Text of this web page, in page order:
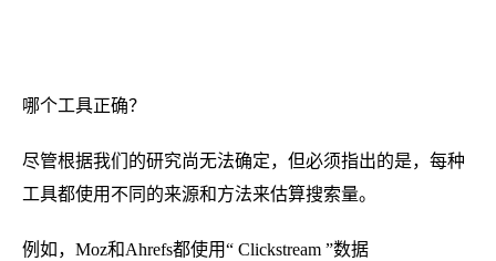
哪个工具正确？
尽管根据我们的研究尚无法确定，但必须指出的是，每种
工具都使用不同的来源和方法来估算搜索量。
例如 ， Moz和Ahrefs都使用“ Clickstream ”数据